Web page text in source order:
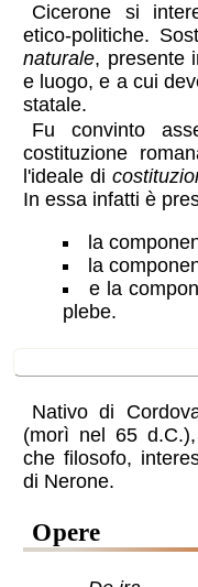
Cicerone si
etico-politiche.
naturale, presente
e luogo, e a cui
statale.
Fu convinto
costituzione
l'ideale di
In essa infatti è
la
la
e la
plebe.
Nativo di
(morì nel 65
che filosofo,
di Nerone.
opere